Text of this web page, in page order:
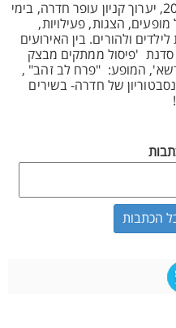
לרגל חודש המשפחה - פברואר 2024, יערוך קניון עופר חדרה, בימי
רחב של מופעים, הצגות, פעילויות,
ולהורים. בין האירועים
'פיסול ממתקים מבצק
המופע: "פרח לב זהב" ,
של חדרה- בשירים
הכתבות